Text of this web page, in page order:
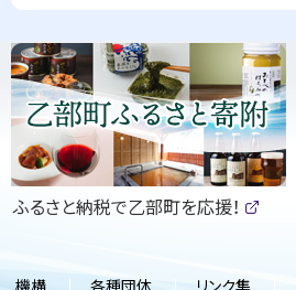
ピ
ッ
ク
ア
ッ
プ
ふるさと納税で乙部町を応援！ （
新
ィ
サ
機構 各種団体 リンク集